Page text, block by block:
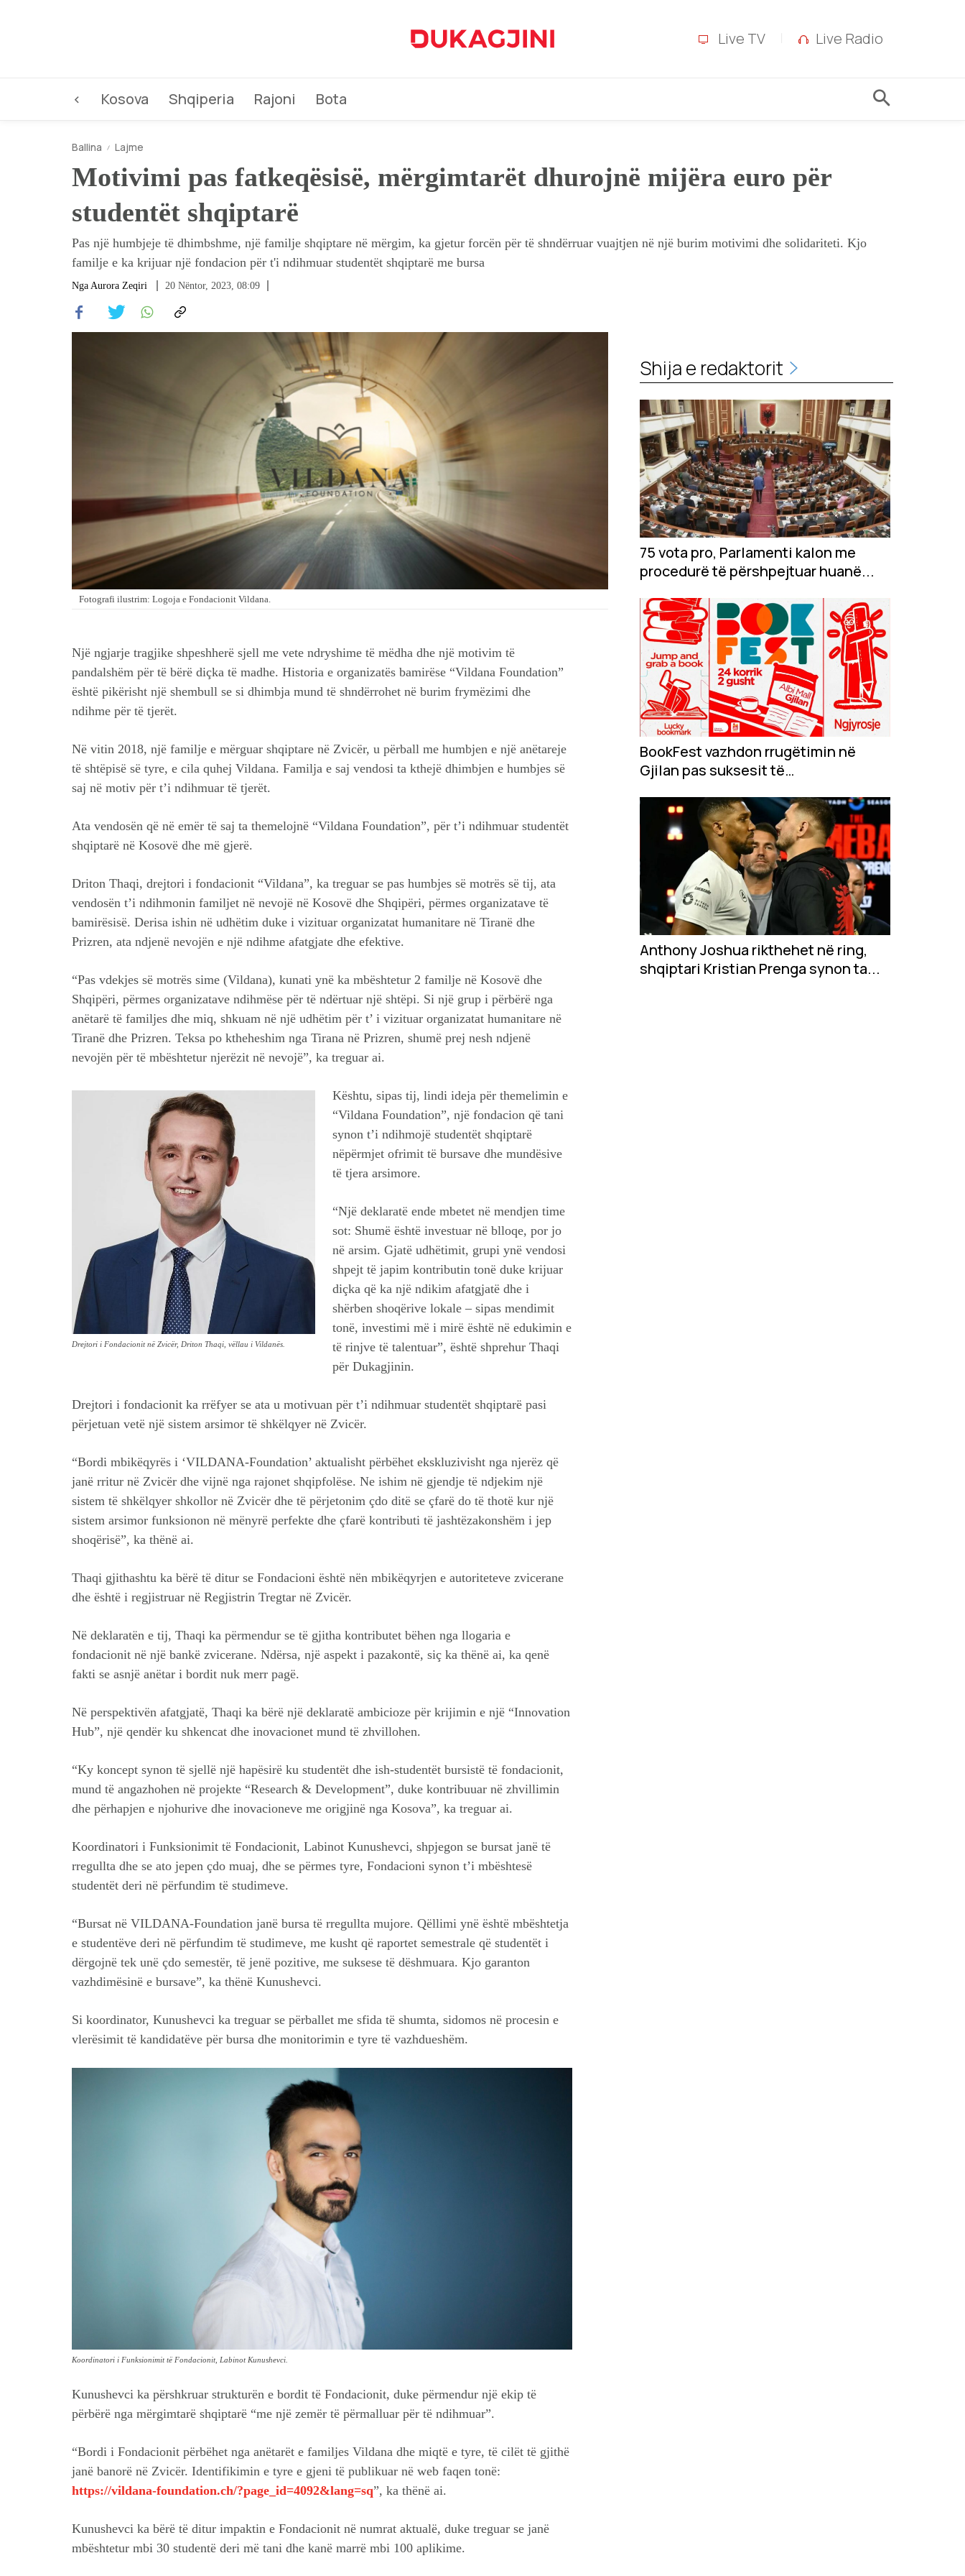
Live TV Live Radio
< Kosova Shqiperia Rajoni Bota
Ballina Lajme
Motivimi pas fatkeqësisë, mërgimtarët dhurojnë mijëra euro për
studentët shqiptarë
Pas një humbjeje të dhimbshme, një familje shqiptare në mërgim, ka gjetur forcën për të shndërruar vuajtjen në një burim motivimi dhe solidariteti. Kjo
familje e ka krijuar një fondacion për t'i ndihmuar studentët shqiptarë me bursa
Nga Aurora Zeqiri 20 Nëntor, 2023, 08:09
Fotografi ilustrim: Logoja e Fondacionit Vildana.
Një ngjarje tragjike shpeshherë sjell me vete ndryshime të mëdha dhe një motivim të
pandalshëm për të bërë diçka të madhe. Historia e organizatës bamirëse “Vildana Foundation”
është pikërisht një shembull se si dhimbja mund të shndërrohet në burim frymëzimi dhe
ndihme për të tjerët.
Në vitin 2018, një familje e mërguar shqiptare në Zvicër, u përball me humbjen e një anëtareje
të shtëpisë së tyre, e cila quhej Vildana. Familja e saj vendosi ta kthejë dhimbjen e humbjes së
saj në motiv për t’i ndihmuar të tjerët.
Ata vendosën që në emër të saj ta themelojnë “Vildana Foundation”, për t’i ndihmuar studentët
shqiptarë në Kosovë dhe më gjerë.
Driton Thaqi, drejtori i fondacionit “Vildana”, ka treguar se pas humbjes së motrës së tij, ata
vendosën t’i ndihmonin familjet në nevojë në Kosovë dhe Shqipëri, përmes organizatave të
bamirësisë. Derisa ishin në udhëtim duke i vizituar organizatat humanitare në Tiranë dhe
Prizren, ata ndjenë nevojën e një ndihme afatgjate dhe efektive.
“Pas vdekjes së motrës sime (Vildana), kunati ynë ka mbështetur 2 familje në Kosovë dhe
Shqipëri, përmes organizatave ndihmëse për të ndërtuar një shtëpi. Si një grup i përbërë nga
anëtarë të familjes dhe miq, shkuam në një udhëtim për t’ i vizituar organizatat humanitare në
Tiranë dhe Prizren. Teksa po ktheheshim nga Tirana në Prizren, shumë prej nesh ndjenë
nevojën për të mbështetur njerëzit në nevojë”, ka treguar ai.
Drejtori i Fondacionit në Zvicër, Driton Thaqi, vëllau i Vildanës.
Kështu, sipas tij, lindi ideja për themelimin e
“Vildana Foundation”, një fondacion që tani
synon t’i ndihmojë studentët shqiptarë
nëpërmjet ofrimit të bursave dhe mundësive
të tjera arsimore.
“Një deklaratë ende mbetet në mendjen time
sot: Shumë është investuar në blloqe, por jo
në arsim. Gjatë udhëtimit, grupi ynë vendosi
shpejt të japim kontributin tonë duke krijuar
diçka që ka një ndikim afatgjatë dhe i
shërben shoqërive lokale – sipas mendimit
tonë, investimi më i mirë është në edukimin e
të rinjve të talentuar”, është shprehur Thaqi
për Dukagjinin.
Drejtori i fondacionit ka rrëfyer se ata u motivuan për t’i ndihmuar studentët shqiptarë pasi
përjetuan vetë një sistem arsimor të shkëlqyer në Zvicër.
“Bordi mbikëqyrës i ‘VILDANA-Foundation’ aktualisht përbëhet ekskluzivisht nga njerëz që
janë rritur në Zvicër dhe vijnë nga rajonet shqipfolëse. Ne ishim në gjendje të ndjekim një
sistem të shkëlqyer shkollor në Zvicër dhe të përjetonim çdo ditë se çfarë do të thotë kur një
sistem arsimor funksionon në mënyrë perfekte dhe çfarë kontributi të jashtëzakonshëm i jep
shoqërisë”, ka thënë ai.
Thaqi gjithashtu ka bërë të ditur se Fondacioni është nën mbikëqyrjen e autoriteteve zvicerane
dhe është i regjistruar në Regjistrin Tregtar në Zvicër.
Në deklaratën e tij, Thaqi ka përmendur se të gjitha kontributet bëhen nga llogaria e
fondacionit në një bankë zvicerane. Ndërsa, një aspekt i pazakontë, siç ka thënë ai, ka qenë
fakti se asnjë anëtar i bordit nuk merr pagë.
Në perspektivën afatgjatë, Thaqi ka bërë një deklaratë ambicioze për krijimin e një “Innovation
Hub”, një qendër ku shkencat dhe inovacionet mund të zhvillohen.
“Ky koncept synon të sjellë një hapësirë ku studentët dhe ish-studentët bursistë të fondacionit,
mund të angazhohen në projekte “Research & Development”, duke kontribuuar në zhvillimin
dhe përhapjen e njohurive dhe inovacioneve me origjinë nga Kosova”, ka treguar ai.
Koordinatori i Funksionimit të Fondacionit, Labinot Kunushevci, shpjegon se bursat janë të
rregullta dhe se ato jepen çdo muaj, dhe se përmes tyre, Fondacioni synon t’i mbështesë
studentët deri në përfundim të studimeve.
“Bursat në VILDANA-Foundation janë bursa të rregullta mujore. Qëllimi ynë është mbështetja
e studentëve deri në përfundim të studimeve, me kusht që raportet semestrale që studentët i
dërgojnë tek unë çdo semestër, të jenë pozitive, me suksese të dëshmuara. Kjo garanton
vazhdimësinë e bursave”, ka thënë Kunushevci.
Si koordinator, Kunushevci ka treguar se përballet me sfida të shumta, sidomos në procesin e
vlerësimit të kandidatëve për bursa dhe monitorimin e tyre të vazhdueshëm.
Koordinatori i Funksionimit të Fondacionit, Labinot Kunushevci.
Kunushevci ka përshkruar strukturën e bordit të Fondacionit, duke përmendur një ekip të
përbërë nga mërgimtarë shqiptarë “me një zemër të përmalluar për të ndihmuar”.
“Bordi i Fondacionit përbëhet nga anëtarët e familjes Vildana dhe miqtë e tyre, të cilët të gjithë
janë banorë në Zvicër. Identifikimin e tyre e gjeni të publikuar në web faqen tonë:
https://vildana-foundation.ch/?page_id=4092&lang=sq”, ka thënë ai.
Kunushevci ka bërë të ditur impaktin e Fondacionit në numrat aktualë, duke treguar se janë
mbështetur mbi 30 studentë deri më tani dhe kanë marrë mbi 100 aplikime.
Shija e redaktorit
75 vota pro, Parlamenti kalon me
procedurë të përshpejtuar huanë...
BookFest vazhdon rrugëtimin në
Gjilan pas suksesit të
Anthony Joshua rikthehet në ring,
shqiptari Kristian Prenga synon ta...